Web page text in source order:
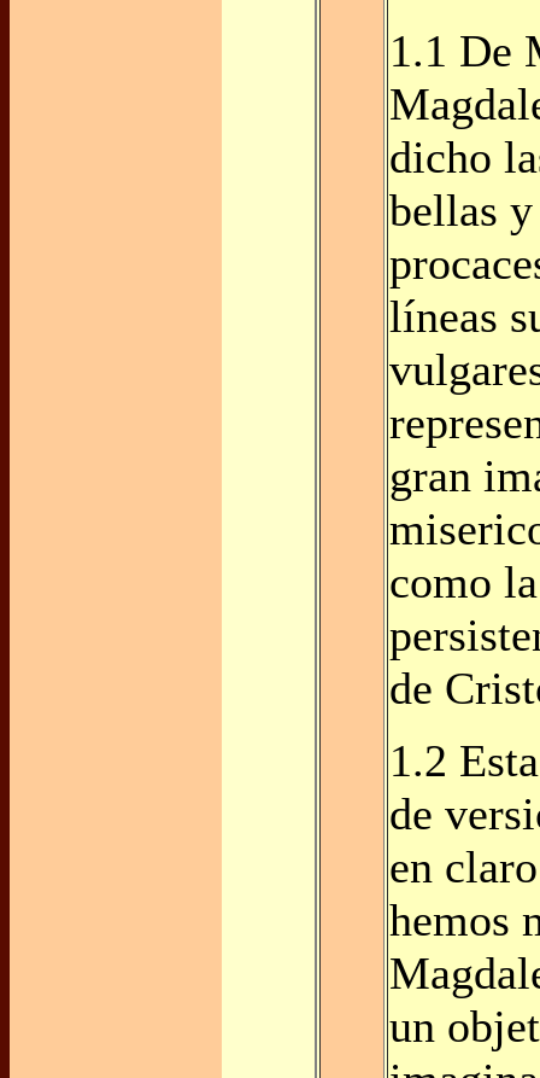
1.1 De
dicho
bellas
líneas
gran
como
de
1.2
de
en
hemos
un